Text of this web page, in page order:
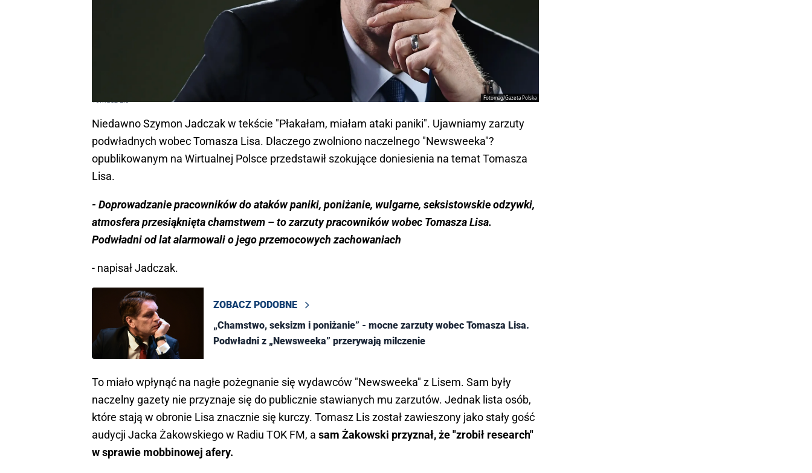
Fotomag/Gazeta Polska
Tomasz Lis
Niedawno Szymon Jadczak w tekście "Płakałam, miałam ataki paniki". Ujawniamy zarzuty
podwładnych wobec Tomasza Lisa. Dlaczego zwolniono naczelnego "Newsweeka"?
opublikowanym na Wirtualnej Polsce przedstawił szokujące doniesienia na temat Tomasza
Lisa.
- Doprowadzanie pracowników do ataków paniki, poniżanie, wulgarne, seksistowskie odzywki,
atmosfera przesiąknięta chamstwem – to zarzuty pracowników wobec Tomasza Lisa.
Podwładni od lat alarmowali o jego przemocowych zachowaniach
- napisał Jadczak.
ZOBACZ PODOBNE
„Chamstwo, seksizm i poniżanie” - mocne zarzuty wobec Tomasza Lisa.
Podwładni z „Newsweeka” przerywają milczenie
To miało wpłynąć na nagłe pożegnanie się wydawców "Newsweeka" z Lisem. Sam były
naczelny gazety nie przyznaje się do publicznie stawianych mu zarzutów. Jednak lista osób,
które stają w obronie Lisa znacznie się kurczy. Tomasz Lis został zawieszony jako stały gość
audycji Jacka Żakowskiego w Radiu TOK FM, a sam Żakowski przyznał, że "zrobił research"
w sprawie mobbinowej afery.